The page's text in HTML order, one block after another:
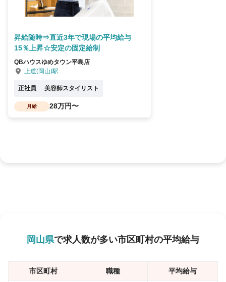
昇給随時⇒直近3年で現場の平均給与
15％上昇☆安定の固定給制
QBハウスゆめタウン平島店
上道(岡山)駅
正社員 美容師スタイリスト
月給 28万円〜
岡山県で求人数が多い市区町村の平均給与
市区町村 職種 平均給与